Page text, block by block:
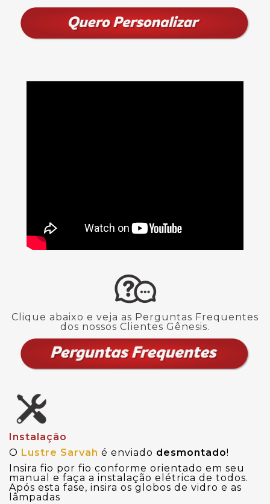
Clique abaixo e veja as Perguntas Frequentes
dos nossos Clientes Gênesis.
Instalação
O Lustre Sarvah é enviado desmontado!
Insira fio por fio conforme orientado em seu
manual e faça a instalação elétrica de todos.
Após esta fase, insira os globos de vidro e as
lâmpadas